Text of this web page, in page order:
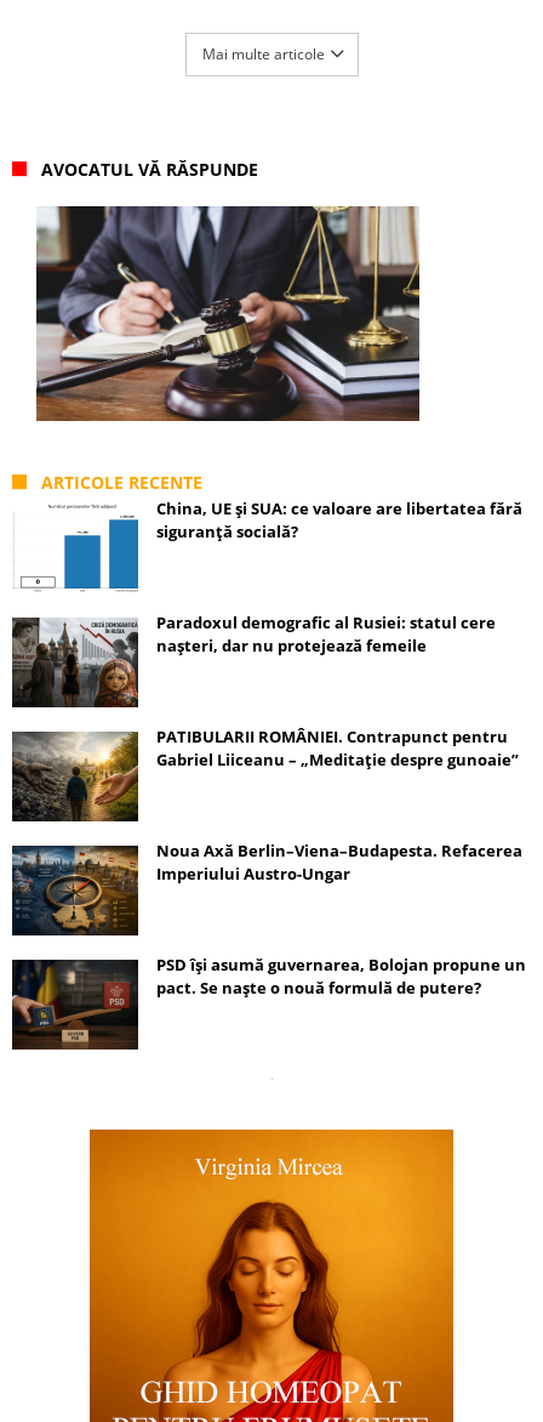
Mai multe articole
AVOCATUL VĂ RĂSPUNDE
ARTICOLE RECENTE
China, UE și SUA: ce valoare are libertatea fără
siguranță socială?
Paradoxul demografic al Rusiei: statul cere
nașteri, dar nu protejează femeile
PATIBULARII ROMÂNIEI. Contrapunct pentru
Gabriel Liiceanu – „Meditație despre gunoaie”
Noua Axă Berlin–Viena–Budapesta. Refacerea
Imperiului Austro-Ungar
PSD își asumă guvernarea, Bolojan propune un
pact. Se naște o nouă formulă de putere?